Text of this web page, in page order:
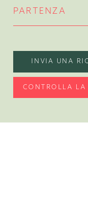
PARTENZA
INVIA UNA
CONTROLLA LA